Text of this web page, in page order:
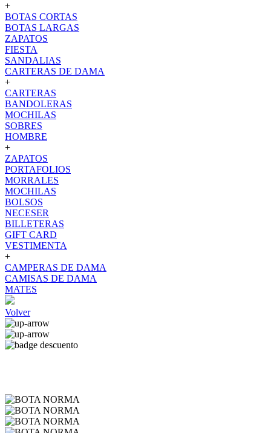
+
BOTAS CORTAS
BOTAS LARGAS
ZAPATOS
FIESTA
SANDALIAS
CARTERAS DE DAMA
+
CARTERAS
BANDOLERAS
MOCHILAS
SOBRES
HOMBRE
+
ZAPATOS
PORTAFOLIOS
MORRALES
MOCHILAS
BOLSOS
NECESER
BILLETERAS
GIFT CARD
VESTIMENTA
+
CAMPERAS DE DAMA
CAMISAS DE DAMA
MATES
Volver